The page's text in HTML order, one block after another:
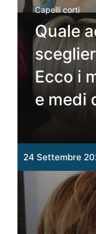
Capelli corti
Quale
Ecco i
e medi
24 Settembre